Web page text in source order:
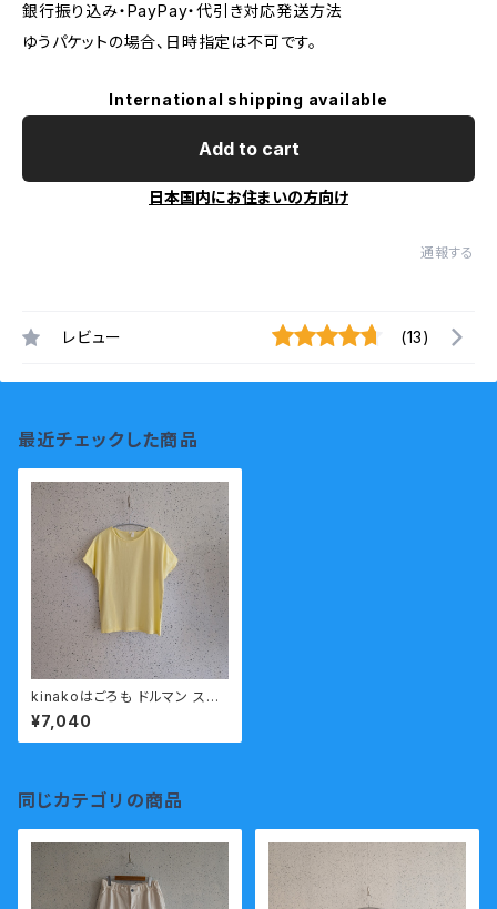
銀行振り込み・PayPay・代引き対応発送方法
ゆうパケットの場合、日時指定は不可です。
International shipping available
Add to cart
日本国内にお住まいの方向け
通報する
レビュー (13)
最近チェックした商品
kinakoはごろも ドルマン スリ
¥7,040
同じカテゴリの商品